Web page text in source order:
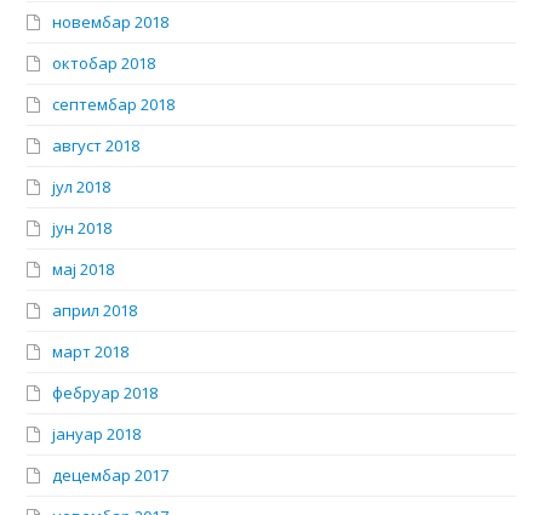
новембар 2018
октобар 2018
септембар 2018
август 2018
јул 2018
јун 2018
мај 2018
април 2018
март 2018
фебруар 2018
јануар 2018
децембар 2017